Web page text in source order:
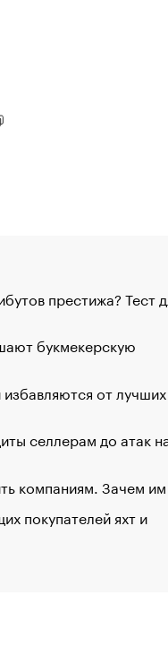
престижа? Тест
букмекерскую
от лучших
селлерам до атак
компаниям. Зачем
покупателей яхт и